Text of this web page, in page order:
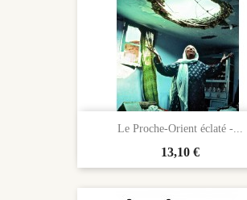
Le Proche-Orient éclaté -...
Prix
13,10 €